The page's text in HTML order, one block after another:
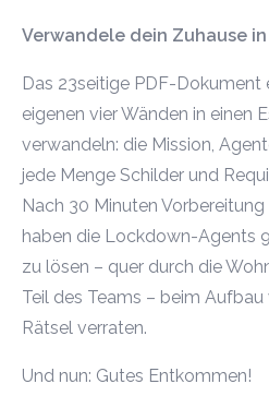
Verwandele dein Zuhause
Das 23seitige PDF-Dokument
eigenen vier Wänden in einen
verwandeln: die Mission,
jede Menge Schilder und
Nach 30 Minuten
haben die Lockdown-Agents
zu lösen – quer durch die
Teil des Teams – beim
Rätsel verraten.
Und nun: Gutes Entkommen!